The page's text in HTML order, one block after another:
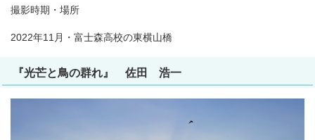
撮影時期・場所
2022年11月・富士森高校の東横山橋
『光芒と鳥の群れ』 佐田 浩一